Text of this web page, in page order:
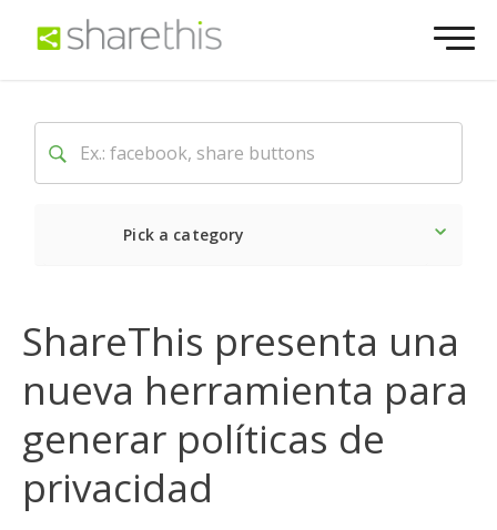
Pick a category
Social
Comercialización
Página web
ShareThis presenta una
nueva herramienta para
generar políticas de
privacidad